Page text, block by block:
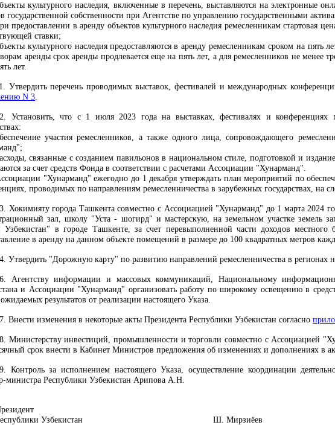
культурного наследия, включенные в перечень, выставляются на электронные
государственной собственности при Агентстве по управлению государственными
предоставлении в аренду объектов культурного наследия ремесленникам стартовая
ставки;
культурного наследия предоставляются в аренду ремесленникам сроком на
аренды срок аренды продлевается еще на пять лет, а для ремесленников не менее
лет.
Утвердить перечень проводимых выставок, фестивалей и международных
N 3.
Установить, что с 1 июля 2023 года на выставках, фестивалях и конференциях
участия ремесленников, а также одного лица, сопровождающего
связанные с созданием павильонов в национальном стиле, подготовкой и
за счет средств Фонда в соответствии с расчетами Ассоциации "Хунарманд".
"Хунарманд" ежегодно до 1 декабря утверждать план мероприятий по
проводимых по направлениям ремесленничества в зарубежных государствах, на
Хокимияту города Ташкента совместно с Ассоциацией "Хунарманд" до 1 марта 2024
зал, школу "Уста - шогирд" и мастерскую, на земельном участке земель
в городе Ташкенте, за счет перевыполненной части доходов местного
в аренду на данном объекте помещений в размере до 100 квадратных метров
Утвердить "Дорожную карту" по развитию направлений ремесленничества в регионах
Агентству информации и массовых коммуникаций, Национальному
и Ассоциации "Хунарманд" организовать работу по широкому освещению в
результатов от реализации настоящего Указа.
Внести изменения в некоторые акты Президента Республики Узбекистан согласно
Министерству инвестиций, промышленности и торговли совместно с Ассоциацией
срок внести в Кабинет Министров предложения об изменениях и дополнениях в
Контроль за исполнением настоящего Указа, осуществление координации
министра Республики Узбекистан Арипова А.Н.
Узбекистан Ш. Мирзиёев